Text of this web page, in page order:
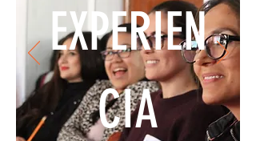
EXPERIEN
CIA